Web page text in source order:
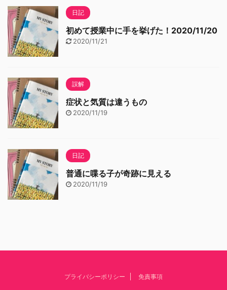
日記
初めて授業中に手を挙げた！2020/11/20
2020/11/21
誤解
症状と気質は違うもの
2020/11/19
日記
普通に喋る子が奇跡に見える
2020/11/19
プライバシーポリシー 免責事項